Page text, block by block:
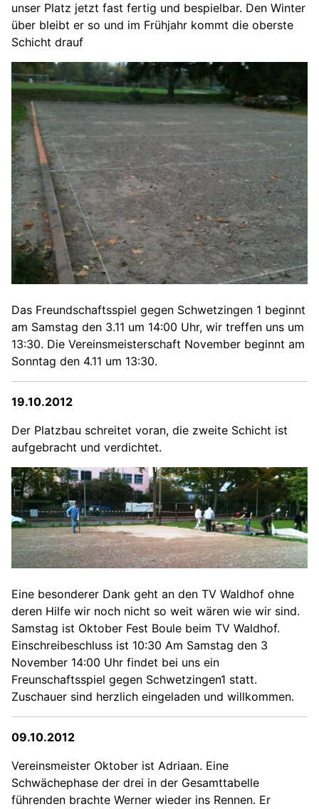
unser Platz jetzt fast fertig und bespielbar. Den Winter
über bleibt er so und im Frühjahr kommt die oberste
Schicht drauf
Das Freundschaftsspiel gegen Schwetzingen 1 beginnt
am Samstag den 3.11 um 14:00 Uhr, wir treffen uns um
13:30. Die Vereinsmeisterschaft November beginnt am
Sonntag den 4.11 um 13:30.
19.10.2012
Der Platzbau schreitet voran, die zweite Schicht ist
aufgebracht und verdichtet.
Eine besonderer Dank geht an den TV Waldhof ohne
deren Hilfe wir noch nicht so weit wären wie wir sind.
Samstag ist Oktober Fest Boule beim TV Waldhof.
Einschreibeschluss ist 10:30 Am Samstag den 3
November 14:00 Uhr findet bei uns ein
Freunschaftsspiel gegen Schwetzingen1 statt.
Zuschauer sind herzlich eingeladen und willkommen.
09.10.2012
Vereinsmeister Oktober ist Adriaan. Eine
Schwächephase der drei in der Gesamttabelle
führenden brachte Werner wieder ins Rennen. Er